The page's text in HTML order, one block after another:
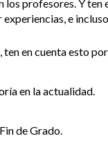
profesores. Y ten
e incluso
, ten en cuenta esto
en la actualidad.
de Grado.